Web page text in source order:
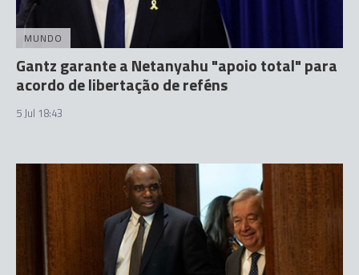
MUNDO
Gantz garante a Netanyahu "apoio total" para
acordo de libertação de reféns
5 Jul 18:43